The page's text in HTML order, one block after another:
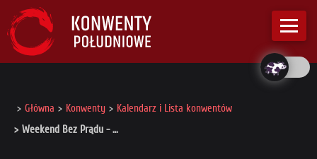
Główna Konwenty
Kalendarz i Lista konwentów
Weekend Bez Prądu - …